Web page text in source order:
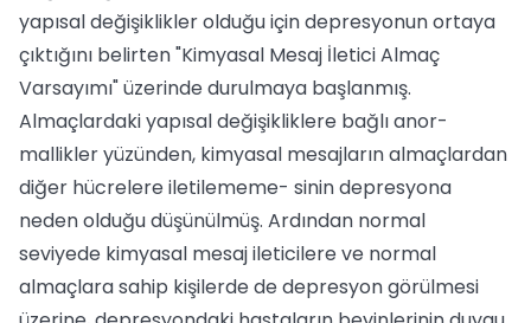
yapısal değişiklikler olduğu için depresyonun ortaya
çıktığını belirten "Kimyasal Mesaj İletici Almaç
Varsayımı" üzerinde durulmaya başlanmış.
Almaçlardaki yapısal değişikliklere bağlı anor­
mallikler yüzünden, kimyasal mesajların almaçlardan
diğer hücrelere iletilememe- sinin depresyona
neden olduğu düşünül­müş. Ardından normal
seviyede kimyasal mesaj ileticilere ve normal
almaçlara sa­hip kişilerde de depresyon görülmesi